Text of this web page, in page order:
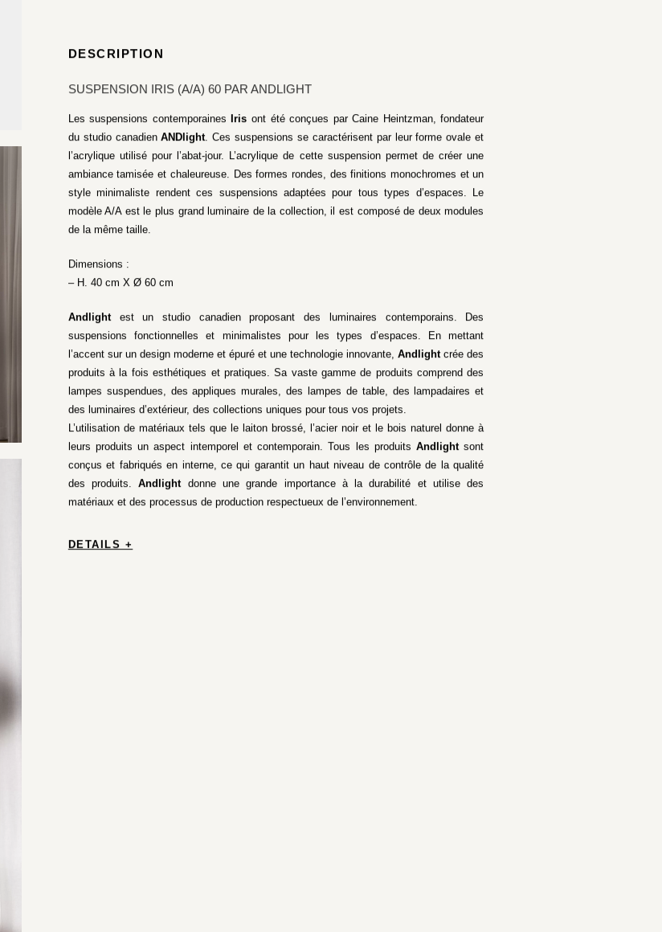
DESCRIPTION
SUSPENSION IRIS (A/A) 60 PAR ANDLIGHT
Les suspensions contemporaines Iris ont été conçues par Caine Heintzman, fondateur
du studio canadienANDlight. Ces suspensions se caractérisent par leur forme ovale et
l’acrylique utilisé pour l’abat-jour. L’acrylique de cette suspension permet de créer une
ambiance tamisée et chaleureuse. Des formes rondes, des finitions monochromes et un
style minimaliste rendent ces suspensions adaptées pour tous types d’espaces. Le
modèle A/A est le plus grand luminaire de la collection, il est composé de deux modules
de la même taille.
Dimensions :
– H. 40 cm X Ø 60 cm
Andlightest un studio canadien proposant des luminaires contemporains. Des
suspensions fonctionnelles et minimalistes pour les types d’espaces. En mettant
l’accent sur un design moderne et épuré et une technologie innovante,Andlightcrée des
produits à la fois esthétiques et pratiques. Sa vaste gamme de produits comprend des
lampes suspendues, des appliques murales, des lampes de table, des lampadaires et
des luminaires d’extérieur, des collections uniques pour tous vos projets.
L’utilisation de matériaux tels que le laiton brossé, l’acier noir et le bois naturel donne à
leurs produits un aspect intemporel et contemporain. Tous les produitsAndlightsont
conçus et fabriqués en interne, ce qui garantit un haut niveau de contrôle de la qualité
des produits.Andlightdonne une grande importance à la durabilité et utilise des
matériaux et des processus de production respectueux de l’environnement.
DETAILS +